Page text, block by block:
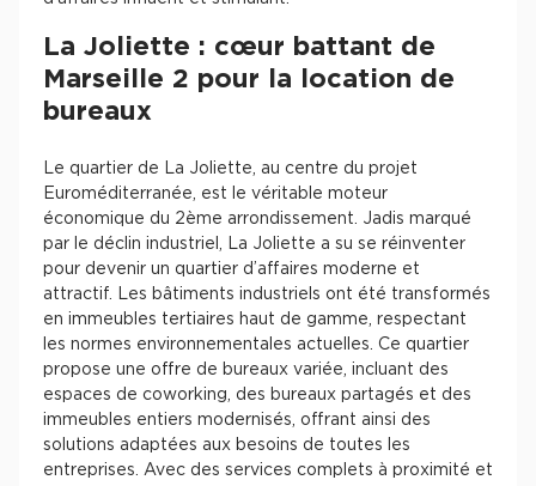
La Joliette : cœur battant de
Marseille 2 pour la location de
bureaux
Le quartier de La Joliette, au centre du projet
Euroméditerranée, est le véritable moteur
économique du 2ème arrondissement. Jadis marqué
par le déclin industriel, La Joliette a su se réinventer
pour devenir un quartier d’affaires moderne et
attractif. Les bâtiments industriels ont été transformés
en immeubles tertiaires haut de gamme, respectant
les normes environnementales actuelles. Ce quartier
propose une offre de bureaux variée, incluant des
espaces de coworking, des bureaux partagés et des
immeubles entiers modernisés, offrant ainsi des
solutions adaptées aux besoins de toutes les
entreprises. Avec des services complets à proximité et